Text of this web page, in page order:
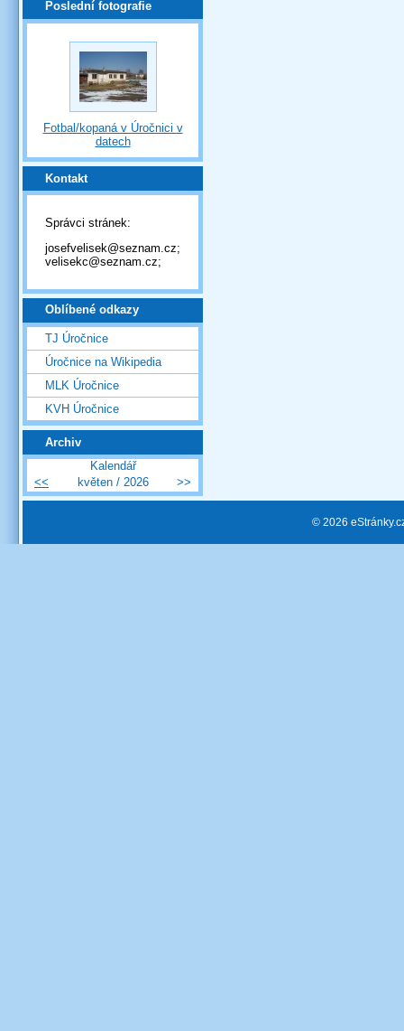
Poslední fotografie
Fotbal/kopaná v Úročnici v
datech
Kontakt
Správci stránek:
josefvelisek@seznam.cz;
velisekc@seznam.cz;
Oblíbené odkazy
TJ Úročnice
Úročnice na Wikipedia
MLK Úročnice
KVH Úročnice
Archiv
Kalendář
<<
květen / 2026 >>
© 2026